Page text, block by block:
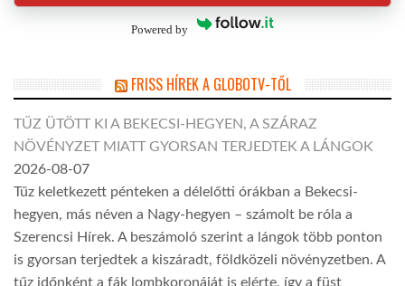
Powered by
FRISS HÍREK A GLOBOTV-TŐL
TŰZ ÜTÖTT KI A BEKECSI-HEGYEN, A SZÁRAZ
NÖVÉNYZET MIATT GYORSAN TERJEDTEK A LÁNGOK
2026-08-07
Tűz keletkezett pénteken a délelőtti órákban a Bekecsi-
hegyen, más néven a Nagy-hegyen – számolt be róla a
Szerencsi Hírek. A beszámoló szerint a lángok több ponton
is gyorsan terjedtek a kiszáradt, földközeli növényzetben. A
tűz időnként a fák lombkoronáját is elérte, így a füst